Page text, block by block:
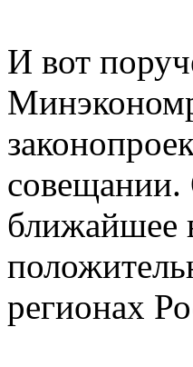
И вот
совещании.
ближайшее
регионах